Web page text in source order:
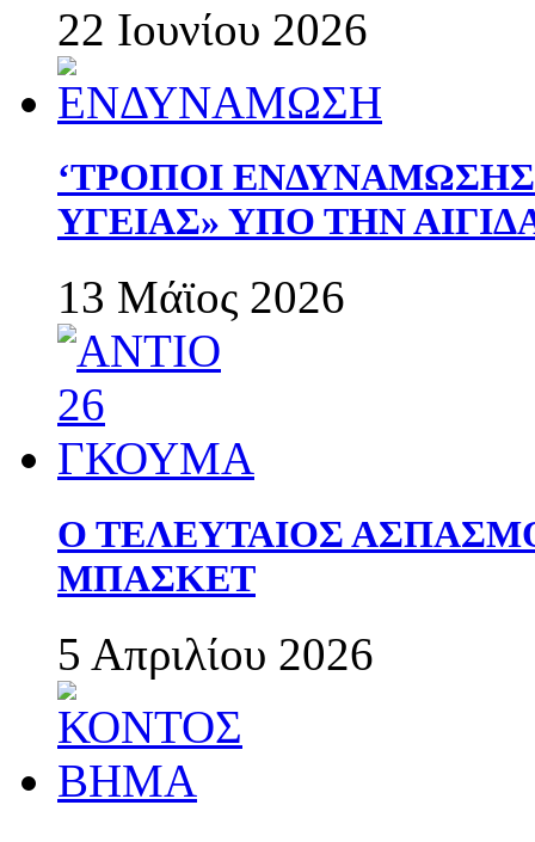
22 Ιουνίου 2026
‘ΤΡΟΠΟΙ
ΥΓΕΙΑΣ» ΥΠΟ ΤΗΝ
13 Μάϊος 2026
Ο ΤΕΛΕΥΤΑΙΟΣ
ΜΠΑΣΚΕΤ
5 Απριλίου 2026